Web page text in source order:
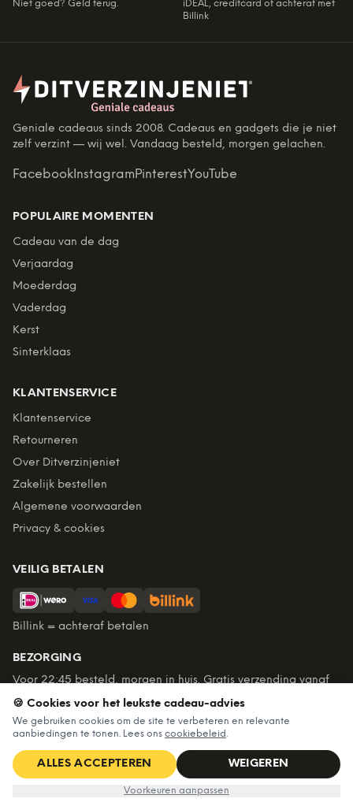
IN WINKELWAGEN
Niet goed? Geld terug.
iDEAL, creditcard of achteraf met
Billink
Geniale cadeaus sinds 2008. Cadeaus en gadgets die je niet
zelf verzint — wij wel. Vandaag besteld, morgen gelachen.
Facebook InstagramPinterestYouTube
POPULAIRE MOMENTEN
Cadeau van de dag
Verjaardag
Moederdag
Vaderdag
Kerst
Sinterklaas
KLANTENSERVICE
Klantenservice
Retourneren
Over Ditverzinjeniet
Zakelijk bestellen
Algemene voorwaarden
Privacy & cookies
VEILIG BETALEN
Billink = achteraf betalen
BEZORGING
Voor 22:45 besteld, morgen in huis. Gratis verzending vanaf
€60. Tot 365 dagen retourneren.
★ 4,7/5 uit 6.237beoordelingen
©2026Ditverzinjeniet — Alle rechten voorbehouden
Algemene voorwaarden·Privacy & cookies·Cookievoorkeuren
🍪 Cookies voor het leukste cadeau-advies
We gebruiken cookies om de site te verbeteren en relevante
aanbiedingen te tonen. Lees ons cookiebeleid.
ALLES ACCEPTEREN WEIGEREN
Voorkeuren aanpassen